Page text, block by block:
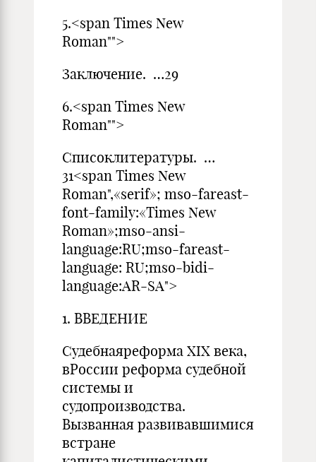
5.<span Times New
Roman"">
Заключение. …29
6.<span Times New
Roman"">
Списоклитературы. …
31<span Times New
Roman",«serif»; mso-fareast-
font-family:«Times New
Roman»;mso-ansi-
language:RU;mso-fareast-
language: RU;mso-bidi-
language:AR-SA">
1. ВВЕДЕНИЕ
Судебнаяреформа XIX века,
вРоссии реформа судебной
системы и
судопроизводства.
Вызванная развивавшимися
встране